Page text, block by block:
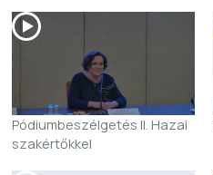
Pódiumbeszélgetés II. Hazai
szakértőkkel